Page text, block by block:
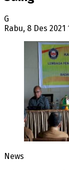
G
Rabu, 8 Des 2021
News